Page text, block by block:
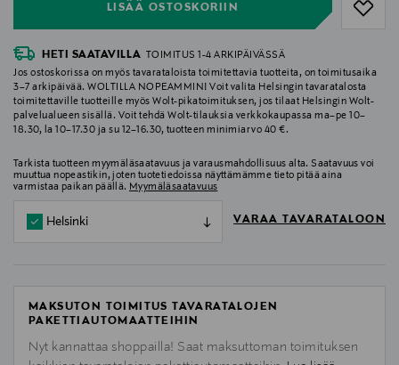
LISÄÄ OSTOSKORIIN
HETI SAATAVILLA
TOIMITUS 1-4 ARKIPÄIVÄSSÄ
Jos ostoskorissa on myös tavarataloista toimitettavia tuotteita, on toimitusaika
3–7 arkipäivää. WOLTILLA NOPEAMMIN! Voit valita Helsingin tavaratalosta
toimitettaville tuotteille myös Wolt-pikatoimituksen, jos tilaat Helsingin Wolt-
palvelualueen sisällä. Voit tehdä Wolt-tilauksia verkkokaupassa ma–pe 10–
18.30, la 10–17.30 ja su 12–16.30, tuotteen minimiarvo 40 €.
Tarkista tuotteen myymäläsaatavuus ja varausmahdollisuus alta. Saatavuus voi
muuttua nopeastikin, joten tuotetiedoissa näyttämämme tieto pitää aina
varmistaa paikan päällä. Myymäläsaatavuus
Helsinki VARAA TAVARATALOON
MAKSUTON TOIMITUS TAVARATALOJEN
PAKETTIAUTOMAATTEIHIN
Nyt kannattaa shoppailla! Saat maksuttoman toimituksen